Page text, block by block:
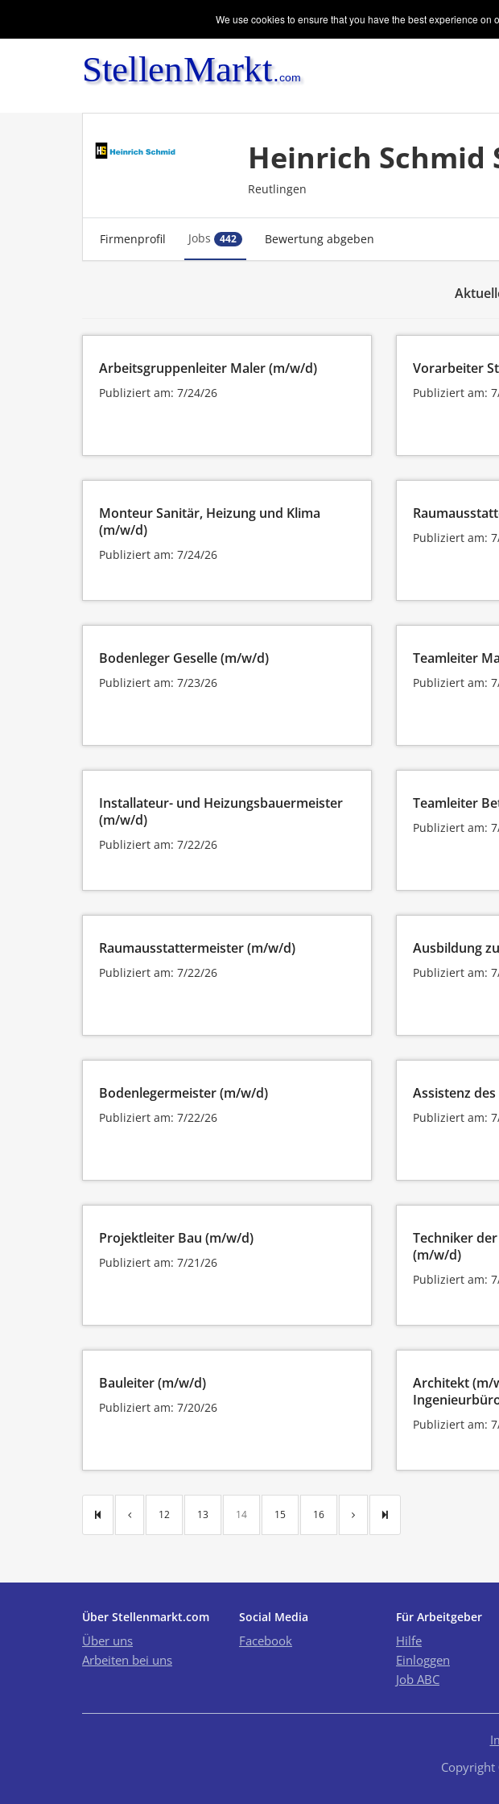
Heinrich Schmid
Reutlingen
Firmenprofil Jobs 442 Bewertung abgeben
Arbeitsgruppenleiter Maler (m/w/d)
Publiziert am: 7/24/26
Vorarbeiter
Publiziert am:
Monteur Sanitär, Heizung und Klima
(m/w/d)
Publiziert am: 7/24/26
Publiziert am:
Bodenleger Geselle (m/w/d)
Publiziert am: 7/23/26
Teamleiter
Publiziert am:
Installateur- und Heizungsbauermeister
(m/w/d)
Publiziert am: 7/22/26
Teamleiter
Publiziert am:
Raumausstattermeister (m/w/d)
Publiziert am: 7/22/26
Ausbildung
Publiziert am:
Bodenlegermeister (m/w/d)
Publiziert am: 7/22/26
Assistenz
Publiziert am:
Projektleiter Bau (m/w/d)
Publiziert am: 7/21/26
Techniker
(m/w/d)
Publiziert am:
Bauleiter (m/w/d)
Publiziert am: 7/20/26
Architekt (m/
Publiziert am:
12 13 14 15 16
Über Stellenmarkt.com
Über uns
Arbeiten bei uns
Social Media
Facebook
Für Arbeitgeber
Hilfe
Einloggen
Job ABC
We use cookies to ensure that you have the best experience on